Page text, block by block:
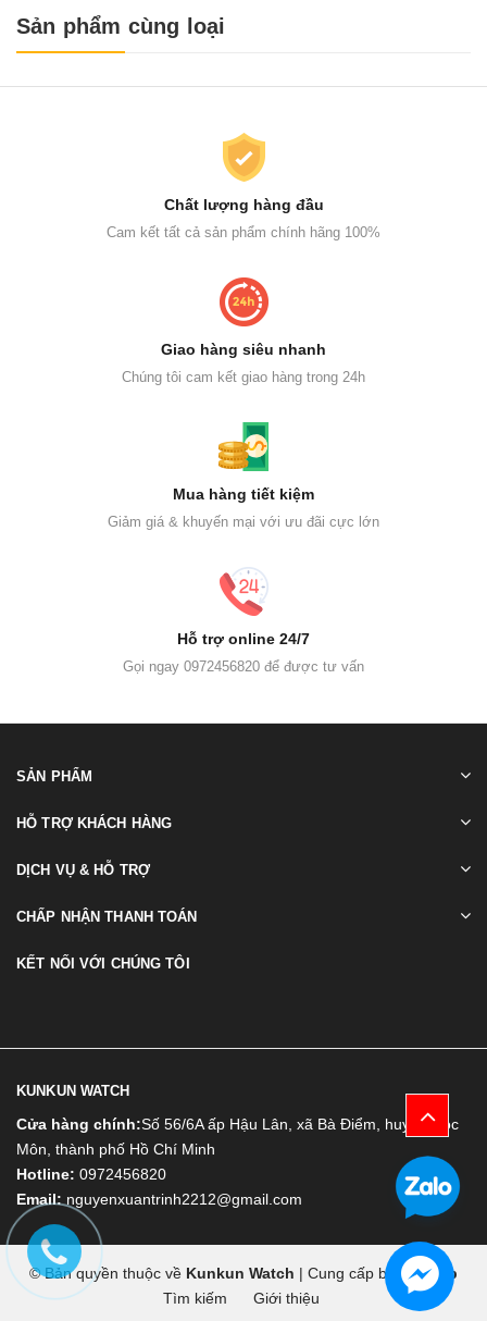
Sản phẩm cùng loại
Chất lượng hàng đầu
Cam kết tất cả sản phẩm chính hãng 100%
Giao hàng siêu nhanh
Chúng tôi cam kết giao hàng trong 24h
Mua hàng tiết kiệm
Giảm giá & khuyến mại với ưu đãi cực lớn
Hỗ trợ online 24/7
Gọi ngay 0972456820 để được tư vấn
SẢN PHẨM
HỖ TRỢ KHÁCH HÀNG
DỊCH VỤ & HỖ TRỢ
CHẤP NHẬN THANH TOÁN
KẾT NỐI VỚI CHÚNG TÔI
KUNKUN WATCH
Cửa hàng chính:Số 56/6A ấp Hậu Lân, xã Bà Điểm, huyện Hóc
Môn, thành phố Hồ Chí Minh
Hotline: 0972456820
Email: nguyenxuantrinh2212@gmail.com
© Bản quyền thuộc về Kunkun Watch | Cung cấp bởi Bizweb
Tìm kiếm
Giới thiệu